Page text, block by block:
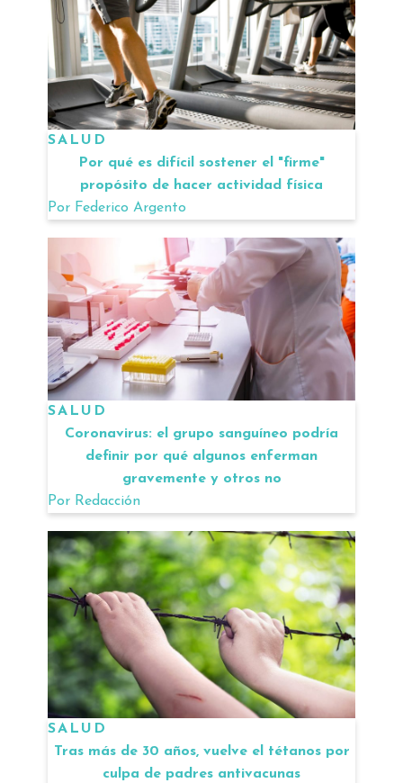
SALUD
Por qué es difícil sostener el "firme"
propósito de hacer actividad física
Por Federico Argento
SALUD
Coronavirus: el grupo sanguíneo podría
definir por qué algunos enferman
gravemente y otros no
Por Redacción
SALUD
Tras más de 30 años, vuelve el tétanos por
culpa de padres antivacunas